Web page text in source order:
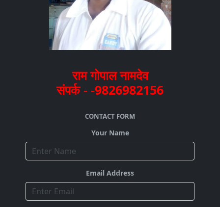
राम गोपाल नामदेव
संपर्क - -9826982156
CONTACT FORM
Your Name
Email Address